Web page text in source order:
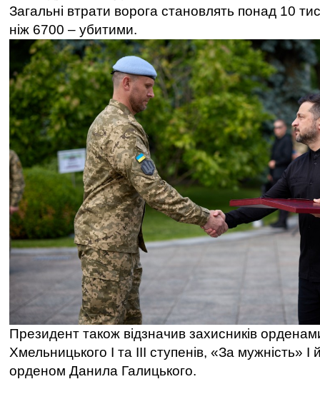
Загальні втрати ворога становлять понад 10
ніж 6700 – убитими.
Президент також відзначив захисників
Хмельницького І та ІІІ ступенів, «За мужність» І й
орденом Данила Галицького.